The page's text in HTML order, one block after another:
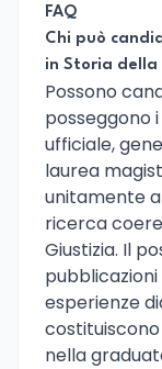
FAQ
Chi può
in Storia della
Possono
posseggono
ufficiale,
laurea
unitamente
ricerca
Giustizia. Il
esperienze
nella